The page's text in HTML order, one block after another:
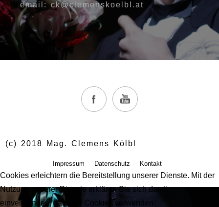
email: ck@clemenskoelbl.at
(c) 2018 Mag. Clemens Kölbl
Impressum Datenschutz Kontakt
Cookies erleichtern die Bereitstellung unserer Dienste. Mit der
Nutzung unserer Dienste erklären Sie sich damit
einverstanden, dass wir Cookies verwenden.